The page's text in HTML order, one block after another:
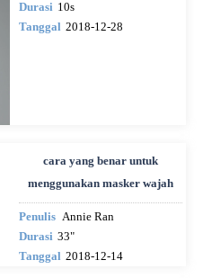
Durasi 10s
Tanggal 2018-12-28
cara yang benar untuk
menggunakan masker wajah
Penulis Annie Ran
Durasi 33"
Tanggal 2018-12-14